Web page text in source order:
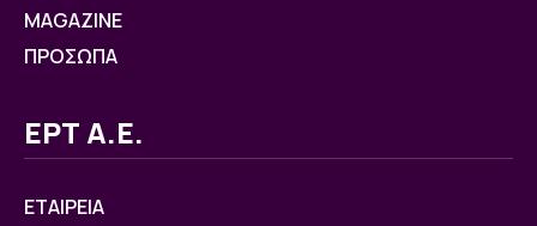
MAGAZINE
ΠΡΟΣΩΠΑ
ΕΡΤ Α.Ε.
ΕΤΑΙΡΕΙΑ